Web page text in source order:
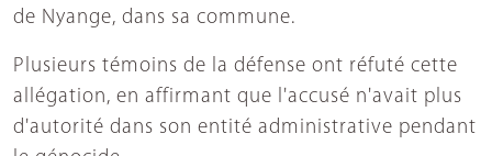
de Nyange, dans sa commune.
Plusieurs témoins de la défense ont réfuté cette
allégation, en affirmant que l'accusé n'avait plus
d'autorité dans son entité administrative pendant